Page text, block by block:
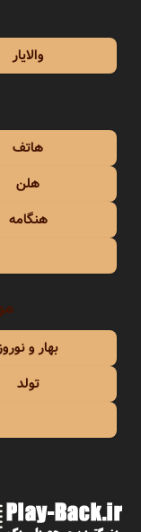
والایار
هاتف
هلن
هنگامه
بهار و
تولد